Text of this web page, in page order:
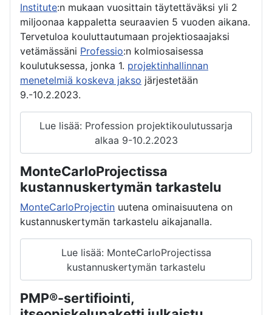
Institute:n mukaan vuosittain täytettäväksi yli 2
miljoonaa kappaletta seuraavien 5 vuoden aikana.
Tervetuloa kouluttautumaan projektiosaajaksi
vetämässäni Professio:n kolmiosaisessa
koulutuksessa, jonka 1. projektinhallinnan
menetelmiä koskeva jakso järjestetään
9.-10.2.2023.
Lue lisää: Profession projektikoulutussarja
alkaa 9-10.2.2023
MonteCarloProjectissa
kustannuskertymän tarkastelu
MonteCarloProjectin uutena ominaisuutena on
kustannuskertymän tarkastelu aikajanalla.
Lue lisää: MonteCarloProjectissa
kustannuskertymän tarkastelu
PMP®-sertifiointi,